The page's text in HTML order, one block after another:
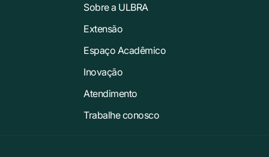
Sobre a ULBRA
Extensão
Espaço Acadêmico
Inovação
Atendimento
Trabalhe conosco